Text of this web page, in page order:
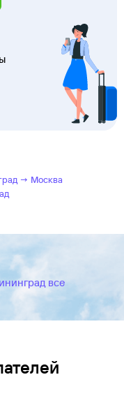
→ Москва
все